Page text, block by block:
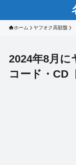
ホーム ヤフオク高額盤
2024年8月に
コード・CD